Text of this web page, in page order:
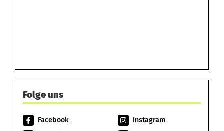
Folge uns
Facebook
Instagram